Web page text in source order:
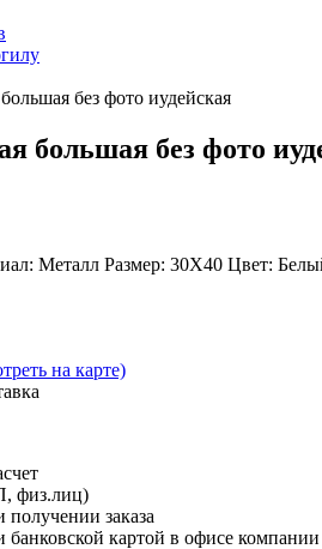
без фото иудейская
большая без фото
Металл Размер: 30Х40 Цвет:
на карте)
физ.лиц)
заказа
картой в офисе компании